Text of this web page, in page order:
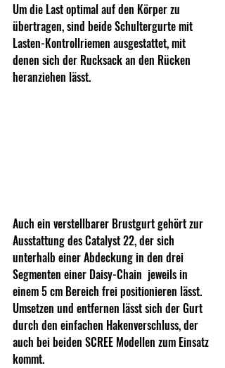
Um die Last optimal auf den Körper zu
übertragen, sind beide Schultergurte mit
Lasten-Kontrollriemen ausgestattet, mit
denen sich der Rucksack an den Rücken
heranziehen lässt.
Auch ein verstellbarer Brustgurt gehört zur
Ausstattung des Catalyst 22, der sich
unterhalb einer Abdeckung in den drei
Segmenten einer Daisy-Chain  jeweils in
einem 5 cm Bereich frei positionieren lässt.
Umsetzen und entfernen lässt sich der Gurt
durch den einfachen Hakenverschluss, der
auch bei beiden SCREE Modellen zum Einsatz
kommt.